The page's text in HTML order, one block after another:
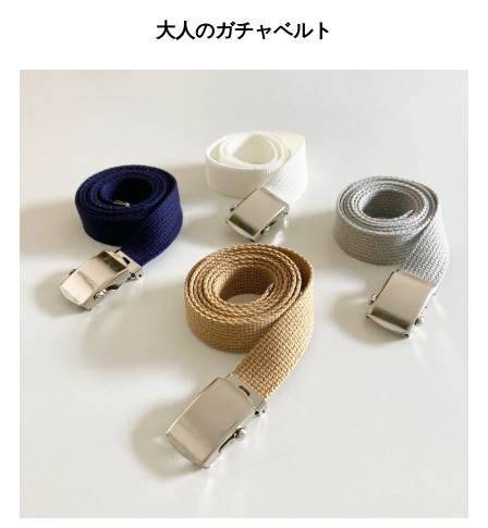
大人のガチャベルト